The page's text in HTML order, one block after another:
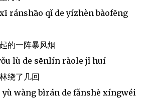
ránshāo qǐ de yízhèn bàofēng
的一阵暴风烟
lù de sēnlín ràole jǐ huí
绕了几回
wàng bìrán de fǎnshè xíngwéi